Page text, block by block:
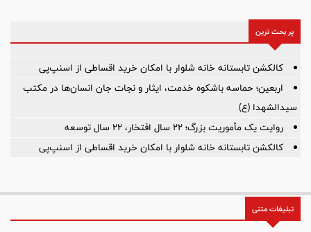
پر بحث ترین
کالکشن تابستانه خانه شلوار با امکان خرید اقساطی از اسنپ‌پی
اربعین؛ حماسه باشکوه خدمت، ایثار و نجات جان انسان‌ها در مکتب
سیدالشهدا (ع)
روایت یک مأموریت بزرگ؛ ۲۲ سال افتخار، ۲۲ سال توسعه
کالکشن تابستانه خانه شلوار با امکان خرید اقساطی از اسنپ‌پی
تبلیغات متنی